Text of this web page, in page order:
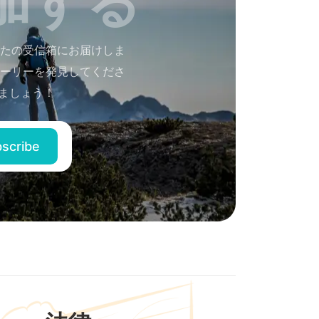
の受信箱にお届けしま
リーを発見してくださ
しょう！